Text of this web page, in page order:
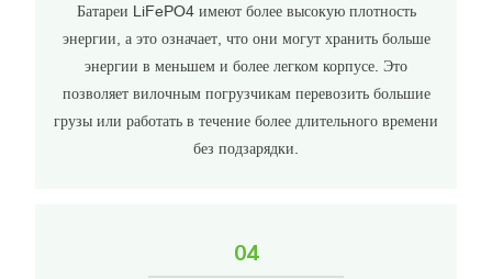
Батареи LiFePO4 имеют более высокую плотность
энергии, а это означает, что они могут хранить больше
энергии в меньшем и более легком корпусе. Это
позволяет вилочным погрузчикам перевозить большие
грузы или работать в течение более длительного времени
без подзарядки.
04